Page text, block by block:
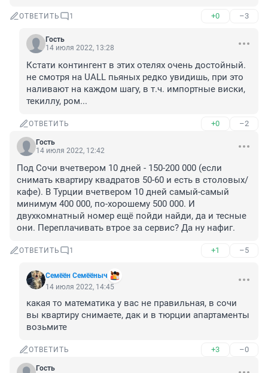
ОТВЕТИТЬ 1 +0 –3
Гость
14 июля 2022, 13:28
Кстати контингент в этих отелях очень достойный.
не смотря на UALL пьяных редко увидишь, при это
наливают на каждом шагу, в т.ч. импортные виски,
текиллу, ром...
ОТВЕТИТЬ +0 –2
Гость
14 июля 2022, 12:42
Под Сочи вчетвером 10 дней - 150-200 000 (если
снимать квартиру квадратов 50-60 и есть в столовых/
кафе). В Турции вчетвером 10 дней самый-самый
минимум 400 000, по-хорошему 500 000. И
двухкомнатный номер ещё пойди найди, да и тесные
они. Переплачивать втрое за сервис? Да ну нафиг.
ОТВЕТИТЬ 1 +1 –5
Семёён Семёёныч
14 июля 2022, 14:45
какая то математика у вас не правильная, в сочи
вы квартиру снимаете, дак и в тюрции апартаменты
возьмите
ОТВЕТИТЬ +3 –0
Гость